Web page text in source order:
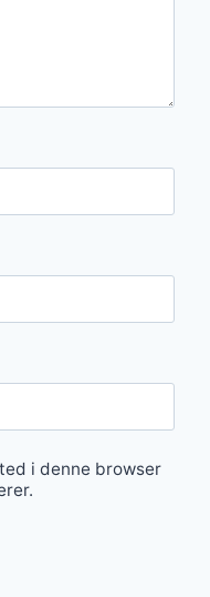
i denne browser